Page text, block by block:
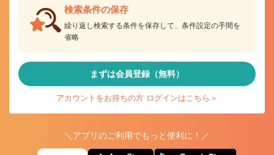
検索条件の保存
繰り返し検索する条件を保存して、条件設定の手間を
省略
まずは会員登録（無料）
アカウントをお持ちの方 ログインはこちら＞
＼アプリのご利用でもっと便利に！／